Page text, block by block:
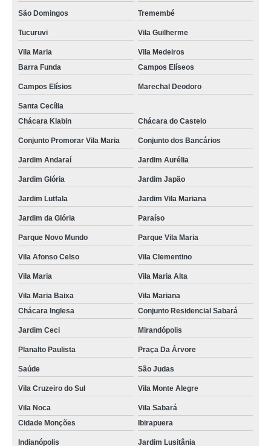
São Domingos Tremembé
Tucuruvi Vila Guilherme
Vila Maria
Vila Medeiros
Barra Funda
Campos Elíseos
Campos Elísios Marechal Deodoro
Santa Cecília
Chácara Klabin
Chácara do Castelo
Conjunto Promorar Vila Maria Conjunto dos Bancários
Jardim Andaraí Jardim Aurélia
Jardim Glória Jardim Japão
Jardim Lutfala Jardim Vila Mariana
Jardim da Glória Paraíso
Parque Novo Mundo Parque Vila Maria
Vila Afonso Celso Vila Clementino
Vila Maria Vila Maria Alta
Vila Maria Baixa
Vila Mariana
Chácara Inglesa
Conjunto Residencial Sabará
Jardim Ceci Mirandópolis
Planalto Paulista Praça Da Árvore
Saúde São Judas
Vila Cruzeiro do Sul Vila Monte Alegre
Vila Noca
Vila Sabará
Cidade Monções
Ibirapuera
Indianópolis Jardim Lusitânia